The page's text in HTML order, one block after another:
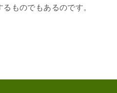
ものでもあるのです。